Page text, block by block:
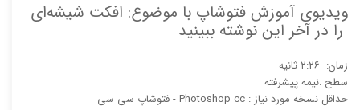
ویدیوی آموزش فتوشاپ با موضوع: افکت شیشه‌ای
را در آخر این نوشته ببینید
زمان: ۲:۲۶ ثانیه
سطح :نیمه پیشرفته
حداقل نسخه مورد نیاز : Photoshop cc - فتوشاپ سی سی